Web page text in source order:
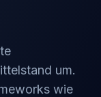
um.
wie